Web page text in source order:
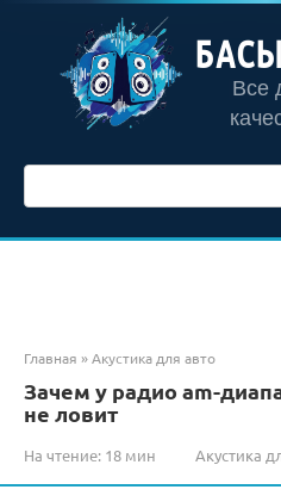
контенту
Все
Главная »Акустика для авто
Зачем у радио am-
не ловит
На чтение: 18 мин Акустика